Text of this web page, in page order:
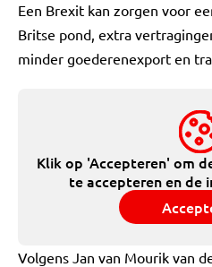
Een Brexit kan zorgen voor
Britse pond, extra
minder goederenexport en
Klik op 'Accepteren' om
te accepteren en de
Volgens Jan van Mourik van